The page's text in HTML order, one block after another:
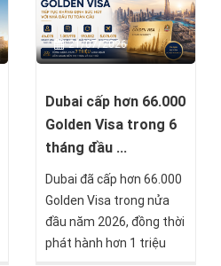
Residence Programme
(MPRP). Đây là cột mốc
quan trọng, đánh dấu
quá trình thẩm định (Due
Diligence) và chỉ còn một
số bước cuối trước khi
vĩnh viễn Malta.
21/07/2026
Dubai cấp hơn 66.000
Golden Visa trong 6
tháng đầu ...
Dubai đã cấp hơn 66.000
Golden Visa trong nửa
đầu năm 2026, đồng thời
phát hành hơn 1 triệu